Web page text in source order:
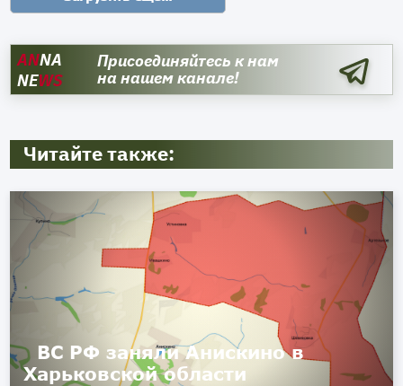
ANNA
NEWS
Присоединяйтесь к нам
на нашем канале!
Читайте также:
ВС РФ заняли Анискино в
Харьковской области